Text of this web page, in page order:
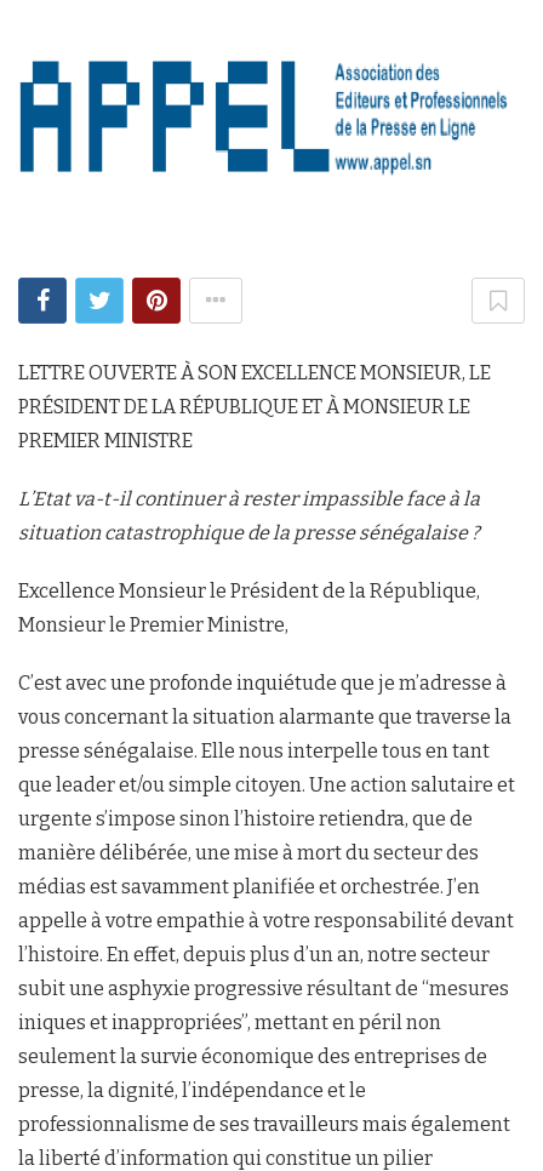
LETTRE OUVERTE À SON EXCELLENCE MONSIEUR, LE
PRÉSIDENT DE LA RÉPUBLIQUE ET À MONSIEUR LE
PREMIER MINISTRE
L’Etat va-t-il continuer à rester impassible face à la
situation catastrophique de la presse sénégalaise ?
Excellence Monsieur le Président de la République,
Monsieur le Premier Ministre,
C’est avec une profonde inquiétude que je m’adresse à
vous concernant la situation alarmante que traverse la
presse sénégalaise. Elle nous interpelle tous en tant
que leader et/ou simple citoyen. Une action salutaire et
urgente s’impose sinon l’histoire retiendra, que de
manière délibérée, une mise à mort du secteur des
médias est savamment planifiée et orchestrée. J’en
appelle à votre empathie à votre responsabilité devant
l’histoire. En effet, depuis plus d’un an, notre secteur
subit une asphyxie progressive résultant de “mesures
iniques et inappropriées”, mettant en péril non
seulement la survie économique des entreprises de
presse, la dignité, l’indépendance et le
professionnalisme de ses travailleurs mais également
la liberté d’information qui constitue un pilier